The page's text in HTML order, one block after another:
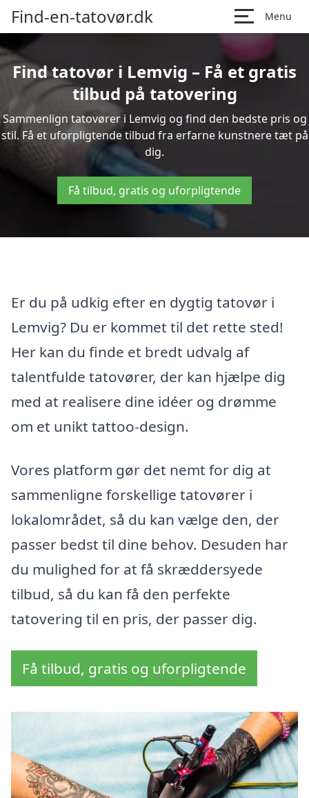
Find-en-tatovør.dk Menu
Find tatovør i Lemvig – Få et gratis
tilbud på tatovering
Sammenlign tatovører i Lemvig og find den bedste pris og
stil. Få et uforpligtende tilbud fra erfarne kunstnere tæt på
dig.
Få tilbud, gratis og uforpligtende
Er du på udkig efter en dygtig tatovør i
Lemvig? Du er kommet til det rette sted!
Her kan du finde et bredt udvalg af
talentfulde tatovører, der kan hjælpe dig
med at realisere dine idéer og drømme
om et unikt tattoo-design.
Vores platform gør det nemt for dig at
sammenligne forskellige tatovører i
lokalområdet, så du kan vælge den, der
passer bedst til dine behov. Desuden har
du mulighed for at få skræddersyede
tilbud, så du kan få den perfekte
tatovering til en pris, der passer dig.
Få tilbud, gratis og uforpligtende